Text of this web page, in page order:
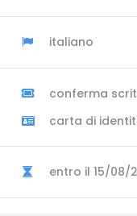
italiano
conferma
carta di
entro il 15/08/